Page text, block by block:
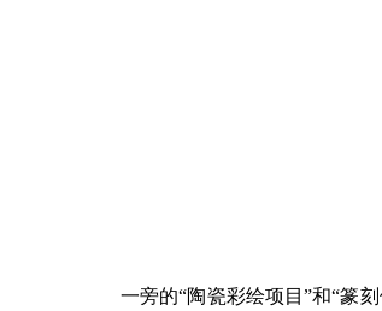
一旁的“陶瓷彩绘项目”和“篆